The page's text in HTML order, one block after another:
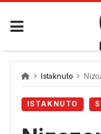
Skip
content
Istaknuto
ISTAKNUTO